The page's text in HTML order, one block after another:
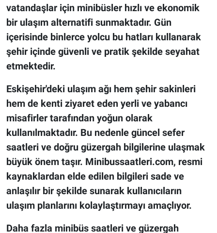
vatandaşlar için minibüsler hızlı ve ekonomik
bir ulaşım alternatifi sunmaktadır. Gün
içerisinde binlerce yolcu bu hatları kullanarak
şehir içinde güvenli ve pratik şekilde seyahat
etmektedir.
Eskişehir'deki ulaşım ağı hem şehir sakinleri
hem de kenti ziyaret eden yerli ve yabancı
misafirler tarafından yoğun olarak
kullanılmaktadır. Bu nedenle güncel sefer
saatleri ve doğru güzergah bilgilerine ulaşmak
büyük önem taşır. Minibussaatleri.com, resmi
kaynaklardan elde edilen bilgileri sade ve
anlaşılır bir şekilde sunarak kullanıcıların
ulaşım planlarını kolaylaştırmayı amaçlıyor.
Daha fazla minibüs saatleri ve güzergah